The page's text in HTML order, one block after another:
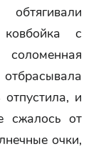
с
и
сжалось от
очки,